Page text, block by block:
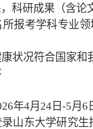
科研成果（含论
所报考学科专业
康状况符合国家和
年4月 24日 -5月 6
山东大学研究生